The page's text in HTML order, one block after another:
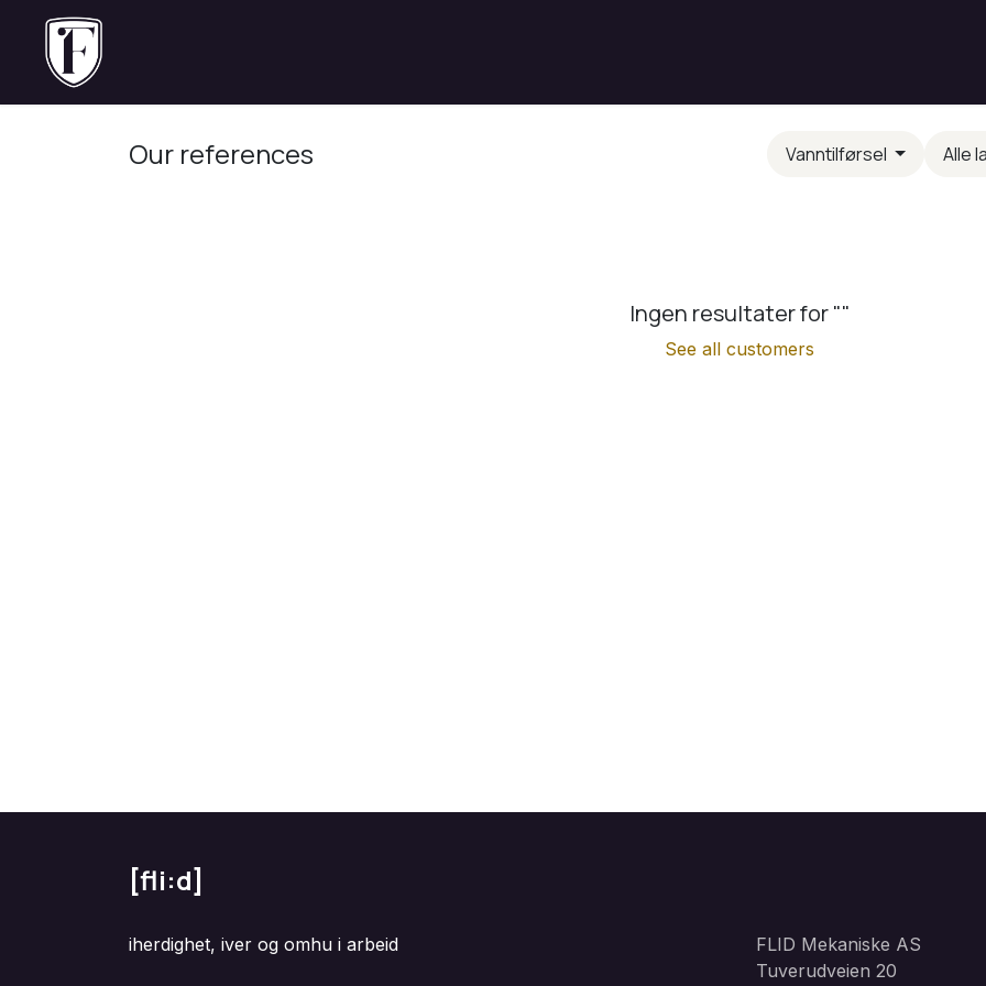
Skip to Content
Our references Vanntilførsel Alle
Ingen resultater for ""
See all customers
[fli:d]
iherdighet, iver og omhu i arbeid
FLID Mekaniske AS
Tuverudveien 20